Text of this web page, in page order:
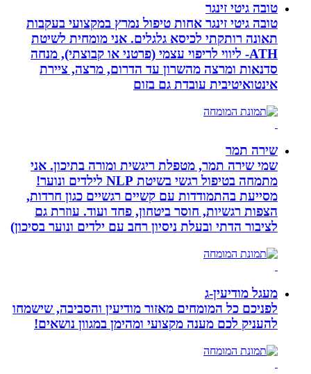
טובה גיטי זינגר
טובה גיטי זינגר אחות טיפול נמרץ במקצועי בעקבות
תאונה רותקתי לכיסא גלגלים. אני מומחית לשיטת
ATH- ליווי לריפוי עצמי (פרטני או קבוצתי), מנחה
סדנאות ומרצה מהשרון עד הדרום, מרצה, ציירת
אינטואיטיבית עובדת גם בזום
שירה תמר
שמי שירה תמר, מטפלת ריגשית ומורה בתיכון. אני
מתמחה בטיפול רגשי בשיטת NLP לילדים ונוער!
מסייעת בהתמודדות עם קשיים רגשיים כגון חרדות,
הצפות רגשיות, חוסר ביטחון, פחד ועוד. עוזרת גם
לציבור הדתי ובעלת ניסיון רחב עם ילדים ונוער בסיכון)
מעגל מודיעין-ג
לפניכם כל המומחים מאזור מודיעין והסביבה, שישמחו
להעניק לכם מענה מקצועי ומהימן במגוון נושאים!